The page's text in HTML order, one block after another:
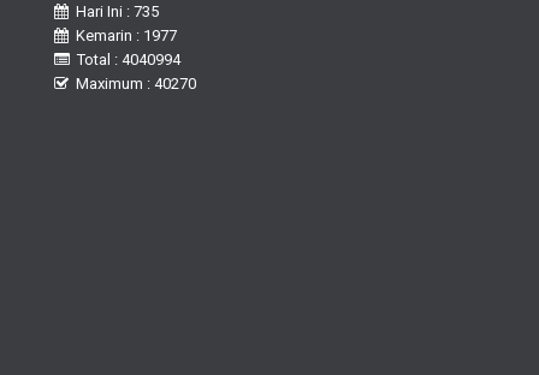
Hari Ini : 735
Kemarin : 1977
Total : 4040994
Maximum : 40270